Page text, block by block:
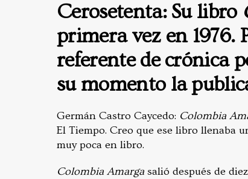
Cerosetenta: Su libro
primera vez en 1976.
referente de crónica
su momento la
Germán Castro Caycedo: Colombia
El Tiempo. Creo que ese libro llenaba
muy poca en libro.
Colombia Amarga salió después de